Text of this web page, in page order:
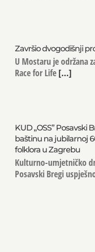
Završio dvogodišnji
U Mostaru je održana
Race for Life [...]
KUD „OSS” Posavski
baštinu na jubilarnoj
folklora u Zagrebu
Kulturno-umjetničko
Posavski Bregi